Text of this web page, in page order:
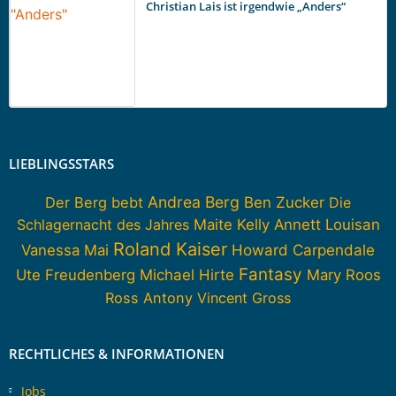
Christian Lais ist irgendwie „Anders“
LIEBLINGSSTARS
Der Berg bebt Andrea Berg Ben Zucker Die
Schlagernacht des Jahres Maite Kelly Annett Louisan
Vanessa Mai Roland Kaiser Howard Carpendale
Ute Freudenberg Michael Hirte Fantasy Mary Roos
Ross Antony Vincent Gross
RECHTLICHES & INFORMATIONEN
Jobs